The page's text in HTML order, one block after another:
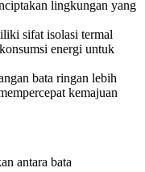
lingkungan yang
sifat isolasi termal
energi untuk
bata ringan lebih
kemajuan
antara bata